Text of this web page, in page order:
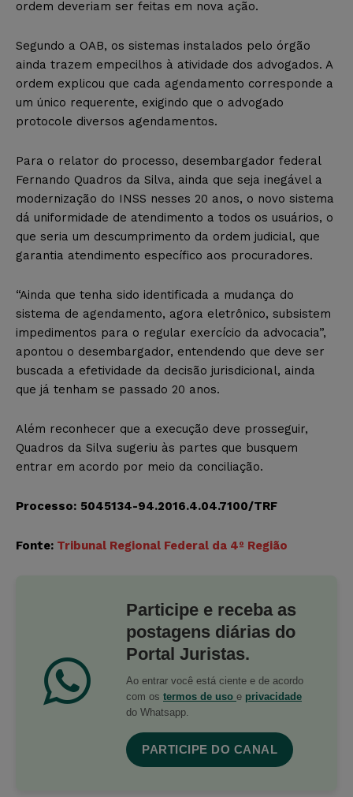
ordem deveriam ser feitas em nova ação.
Segundo a OAB, os sistemas instalados pelo órgão
ainda trazem empecilhos à atividade dos advogados. A
ordem explicou que cada agendamento corresponde a
um único requerente, exigindo que o advogado
protocole diversos agendamentos.
Para o relator do processo, desembargador federal
Fernando Quadros da Silva, ainda que seja inegável a
modernização do INSS nesses 20 anos, o novo sistema
dá uniformidade de atendimento a todos os usuários, o
que seria um descumprimento da ordem judicial, que
garantia atendimento específico aos procuradores.
“Ainda que tenha sido identificada a mudança do
sistema de agendamento, agora eletrônico, subsistem
impedimentos para o regular exercício da advocacia”,
apontou o desembargador, entendendo que deve ser
buscada a efetividade da decisão jurisdicional, ainda
que já tenham se passado 20 anos.
Além reconhecer que a execução deve prosseguir,
Quadros da Silva sugeriu às partes que busquem
entrar em acordo por meio da conciliação.
Processo: 5045134-94.2016.4.04.7100/TRF
Fonte: Tribunal Regional Federal da 4º Região
Participe e receba as
postagens diárias do
Portal Juristas.
Ao entrar você está ciente e de acordo
com os termos de uso e privacidade
do Whatsapp.
PARTICIPE DO CANAL